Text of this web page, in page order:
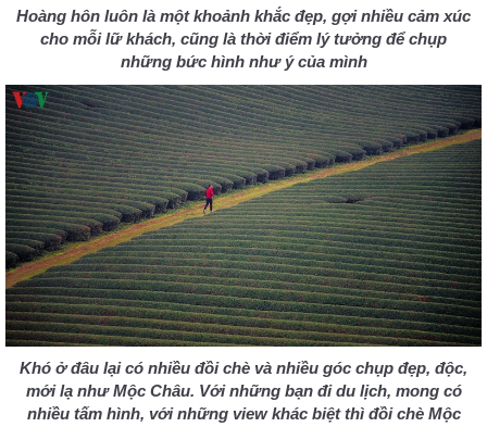
Hoàng hôn luôn là một khoảnh khắc đẹp, gợi nhiều cảm xúc
cho mỗi lữ khách, cũng là thời điểm lý tưởng để chụp
những bức hình như ý của mình
Khó ở đâu lại có nhiều đồi chè và nhiều góc chụp đẹp, độc,
mới lạ như Mộc Châu. Với những bạn đi du lịch, mong có
nhiều tấm hình, với những view khác biệt thì đồi chè Mộc